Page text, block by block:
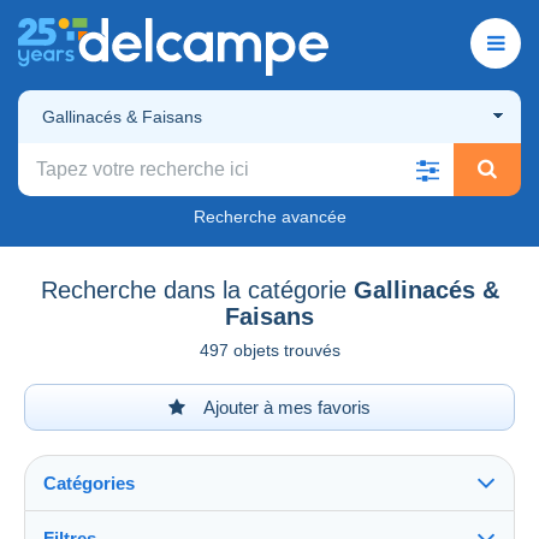
Gallinacés & Faisans
Recherche avancée
Recherche dans la catégorie Gallinacés &
Faisans
497 objets trouvés
Ajouter à mes favoris
Catégories